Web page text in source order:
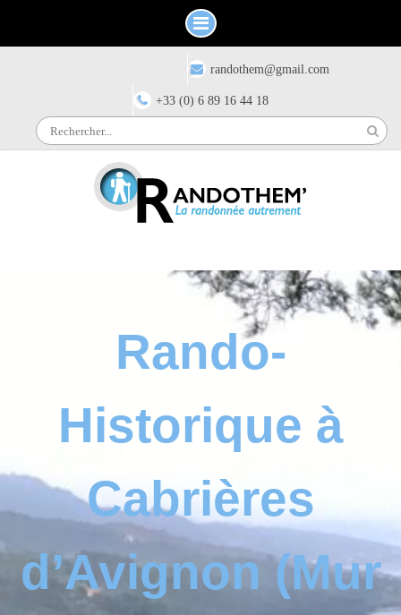
randothem@gmail.com
+33 (0) 6 89 16 44 18
for:
Rando-
Historique à
Cabrières
d’Avignon (Mur